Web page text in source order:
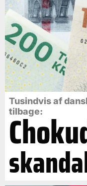
Tusindvis af
tilbage: